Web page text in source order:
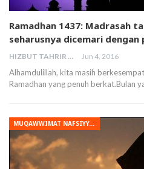
Ramadhan 1437: Madrasah
seharusnya dicemari
HIZBUT TAHRIR MALAYSIA Jun 4, 2016
Alhamdulillah, kita masih
Ramadhan yang penuh berkat.Bulan
MUQAWWIMAT NAFSIYYAH